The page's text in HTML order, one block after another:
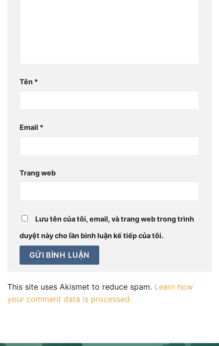
Tên *
Email *
Trang web
Lưu tên của tôi, email, và trang web trong trình
duyệt này cho lần bình luận kế tiếp của tôi.
This site uses Akismet to reduce spam. Learn how
your comment data is processed.